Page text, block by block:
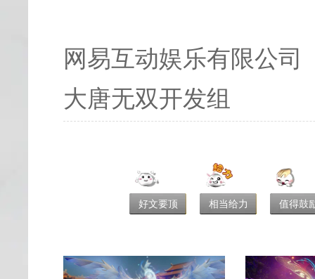
网易互动娱乐有限公司
大唐无双开发组
好文要顶 相当给力 值得鼓